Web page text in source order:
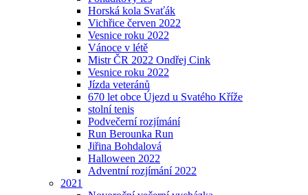
Horská kola Svaťák
Vichřice červen 2022
Vesnice roku 2022
Vánoce v létě
Mistr ČR 2022 Ondřej Cink
Vesnice roku 2022
Jízda veteránů
670 let obce Újezd u Svatého Kříže
stolní tenis
Podvečerní rozjímání
Run Berounka Run
Jiřina Bohdalová
Halloween 2022
Adventní rozjímání 2022
2021